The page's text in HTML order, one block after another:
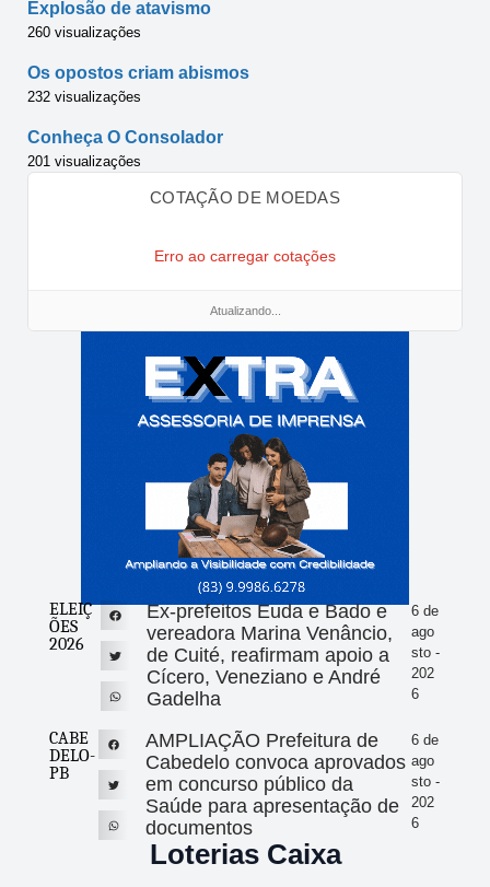
Explosão de atavismo
260 visualizações
Os opostos criam abismos
232 visualizações
Conheça O Consolador
201 visualizações
COTAÇÃO DE MOEDAS
Erro ao carregar cotações
Atualizando...
ELEIÇ
ÕES
2026
Ex-prefeitos Euda e Bado e
vereadora Marina Venâncio,
de Cuité, reafirmam apoio a
Cícero, Veneziano e André
Gadelha
6 de
ago
sto -
202
6
CABE
DELO-
PB
AMPLIAÇÃO Prefeitura de
Cabedelo convoca aprovados
em concurso público da
Saúde para apresentação de
documentos
6 de
ago
sto -
202
6
Loterias Caixa